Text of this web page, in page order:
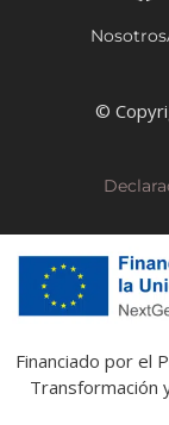
Nosotros
©
Financiado por el
Transformación